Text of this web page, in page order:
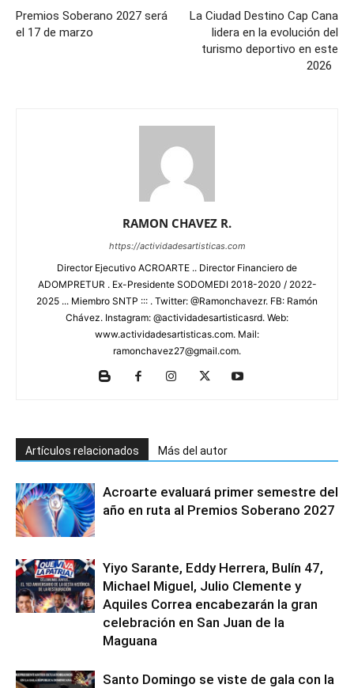
Premios Soberano 2027 será
el 17 de marzo
La Ciudad Destino Cap Cana
lidera en la evolución del
turismo deportivo en este
2026
RAMON CHAVEZ R.
https://actividadesartisticas.com
Director Ejecutivo ACROARTE .. Director Financiero de
ADOMPRETUR . Ex-Presidente SODOMEDI 2018-2020 / 2022-
2025 ... Miembro SNTP ::: . Twitter: @Ramonchavezr. FB: Ramón
Chávez. Instagram: @actividadesartisticasrd. Web:
www.actividadesartisticas.com. Mail:
ramonchavez27@gmail.com.
Artículos relacionados Más del autor
Acroarte evaluará primer semestre del
año en ruta al Premios Soberano 2027
Yiyo Sarante, Eddy Herrera, Bulín 47,
Michael Miguel, Julio Clemente y
Aquiles Correa encabezarán la gran
celebración en San Juan de la
Maguana
Santo Domingo se viste de gala con la